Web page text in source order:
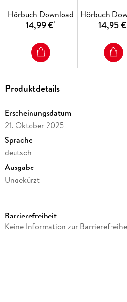
Hörbuch Download
14,99 €*
Hörbuch
14,95 €
Produktdetails
Erscheinungsdatum
21. Oktober 2025
Sprache
deutsch
Ausgabe
Ungekürzt
Laufzeit
Barrierefreiheit
Keine Information zur